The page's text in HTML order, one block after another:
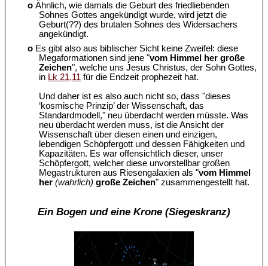
o Ähnlich, wie damals die Geburt des friedliebenden
Sohnes Gottes angekündigt wurde, wird jetzt die
Geburt(??) des brutalen Sohnes des Widersachers
angekündigt.
o Es gibt also aus biblischer Sicht keine Zweifel: diese
Megaformationen sind jene "vom Himmel her große
Zeichen", welche uns Jesus Christus, der Sohn Gottes,
in Lk 21,11 für die Endzeit prophezeit hat.
Und daher ist es also auch nicht so, dass "dieses
‘kosmische Prinzip’ der Wissenschaft, das
Standardmodell," neu überdacht werden müsste. Was
neu überdacht werden muss, ist die Ansicht der
Wissenschaft über diesen einen und einzigen,
lebendigen Schöpfergott und dessen Fähigkeiten und
Kapazitäten. Es war offensichtlich dieser, unser
Schöpfergott, welcher diese unvorstellbar großen
Megastrukturen aus Riesengalaxien als "vom Himmel
her(wahrlich) große Zeichen" zusammengestellt hat.
Ein Bogen und eine Krone (Siegeskranz)